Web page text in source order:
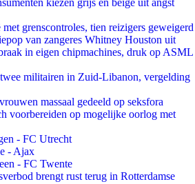
kiezen grijs en beige uit angst
grenscontroles, tien reizigers geweigerd
van zangeres Whitney Houston uit
in eigen chipmachines, druk op ASML
militairen in Zuid-Libanon, vergelding
massaal gedeeld op seksfora
voorbereiden op mogelijke oorlog met
- FC Utrecht
- Ajax
- FC Twente
brengt rust terug in Rotterdamse